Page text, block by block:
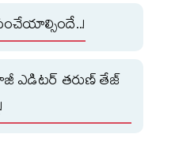
ఎడిటర్ తరుణ్ తేజ్